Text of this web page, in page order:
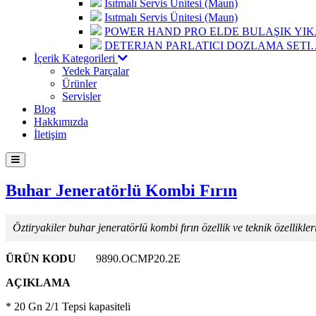
Isıtmalı Servis Ünitesi (Maun)
Isıtmalı Servis Ünitesi (Maun)
POWER HAND PRO ELDE BULAŞIK
DETERJAN PARLATICI DOZLAMA
İçerik Kategorileri
Yedek Parçalar
Ürünler
Servisler
Blog
Hakkımızda
İletişim
Buhar Jeneratörlü Kombi Fırın
Öztiryakiler buhar jeneratörlü kombi fırın özellik ve teknik
ÜRÜN KODU
9890.OCMP20.2E
AÇIKLAMA
* 20 Gn 2/1 Tepsi kapasiteli